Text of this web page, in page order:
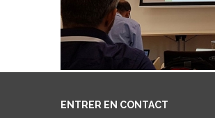
ENTRER EN CONTACT